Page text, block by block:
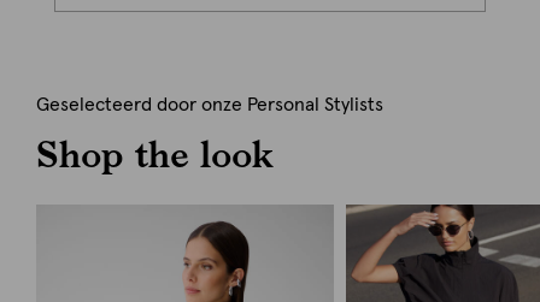
Geselecteerd door onze Personal Stylists
Shop the look